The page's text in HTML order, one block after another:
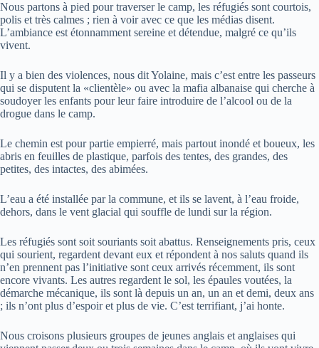
Nous partons à pied pour traverser le camp, les réfugiés sont courtois,
polis et très calmes ; rien à voir avec ce que les médias disent.
L’ambiance est étonnamment sereine et détendue, malgré ce qu’ils
vivent.
Il y a bien des violences, nous dit Yolaine, mais c’est entre les passeurs
qui se disputent la «clientèle» ou avec la mafia albanaise qui cherche à
soudoyer les enfants pour leur faire introduire de l’alcool ou de la
drogue dans le camp.
Le chemin est pour partie empierré, mais partout inondé et boueux, les
abris en feuilles de plastique, parfois des tentes, des grandes, des
petites, des intactes, des abimées.
L’eau a été installée par la commune, et ils se lavent, à l’eau froide,
dehors, dans le vent glacial qui souffle de lundi sur la région.
Les réfugiés sont soit souriants soit abattus. Renseignements pris, ceux
qui sourient, regardent devant eux et répondent à nos saluts quand ils
n’en prennent pas l’initiative sont ceux arrivés récemment, ils sont
encore vivants. Les autres regardent le sol, les épaules voutées, la
démarche mécanique, ils sont là depuis un an, un an et demi, deux ans
; ils n’ont plus d’espoir et plus de vie. C’est terrifiant, j’ai honte.
Nous croisons plusieurs groupes de jeunes anglais et anglaises qui